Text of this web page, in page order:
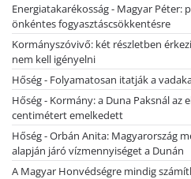
Energiatakarékosság - Magyar Péter:
önkéntes fogyasztáscsökkentésre
Kormányszóvivő: két részletben
nem kell igényelni
Hőség - Folyamatosan itatják a
Hőség - Kormány: a Duna Paksnál az
centimétert emelkedett
Hőség - Orbán Anita: Magyarország
alapján járó vízmennyiséget a Dunán
A Magyar Honvédségre mindig